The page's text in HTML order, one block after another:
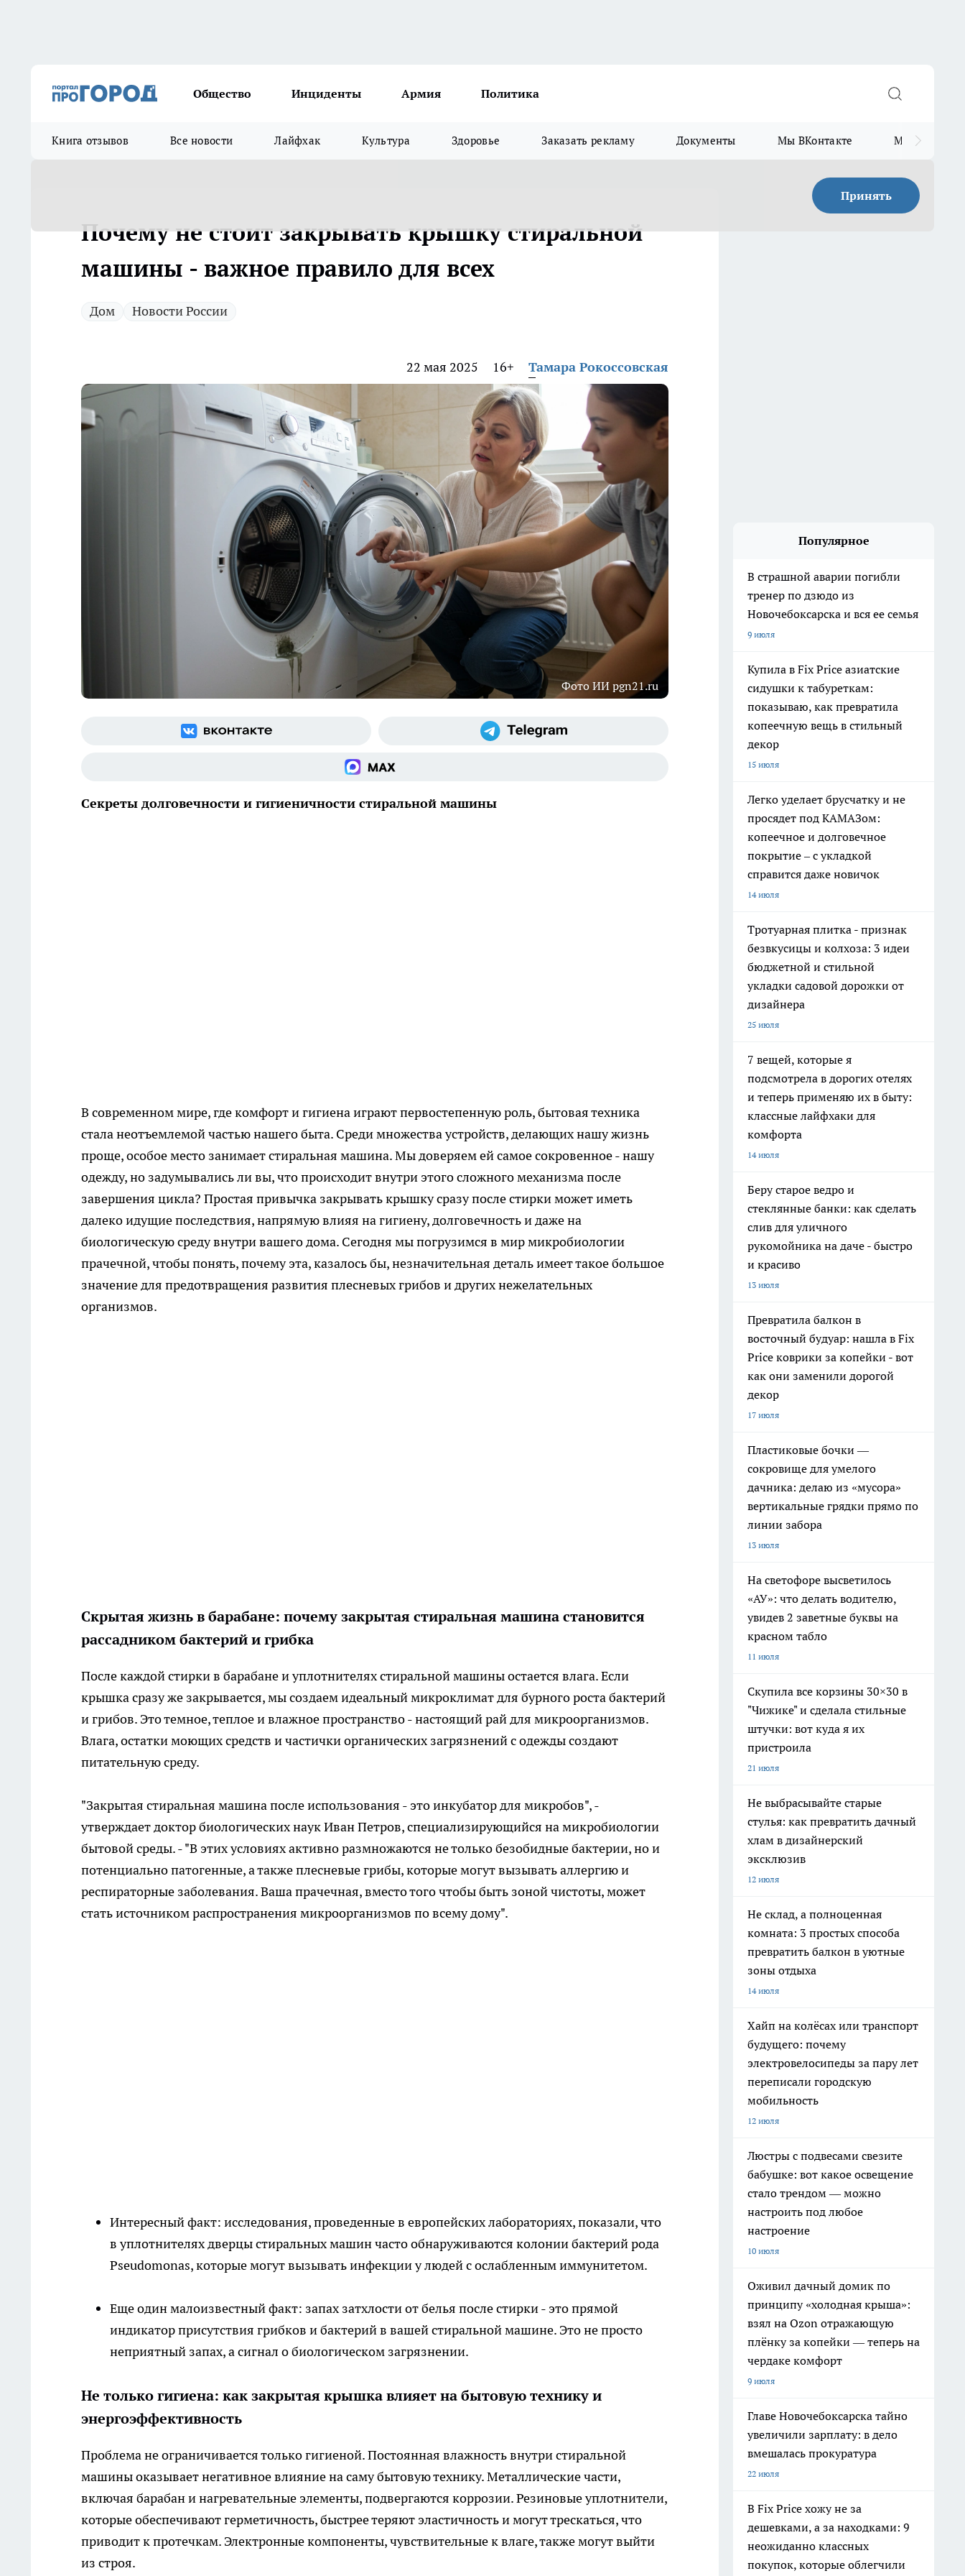
Общество Инциденты Армия Политика
Книга отзывов Все новости Лайфхак Культура Здоровье Заказать рекламу Документы Мы ВКонтакте Мы в
Принять
Почему не стоит закрывать крышку стиральной
машины - важное правило для всех
Дом Новости России
22 мая 2025 16+ Тамара Рокоссовская
Фото ИИ pgn21.ru
Секреты долговечности и гигиеничности стиральной машины
В современном мире, где комфорт и гигиена играют первостепенную роль, бытовая техника
стала неотъемлемой частью нашего быта. Среди множества устройств, делающих нашу жизнь
проще, особое место занимает стиральная машина. Мы доверяем ей самое сокровенное - нашу
одежду, но задумывались ли вы, что происходит внутри этого сложного механизма после
завершения цикла? Простая привычка закрывать крышку сразу после стирки может иметь
далеко идущие последствия, напрямую влияя на гигиену, долговечность и даже на
биологическую среду внутри вашего дома. Сегодня мы погрузимся в мир микробиологии
прачечной, чтобы понять, почему эта, казалось бы, незначительная деталь имеет такое большое
значение для предотвращения развития плесневых грибов и других нежелательных
организмов.
Скрытая жизнь в барабане: почему закрытая стиральная машина становится
рассадником бактерий и грибка
После каждой стирки в барабане и уплотнителях стиральной машины остается влага. Если
крышка сразу же закрывается, мы создаем идеальный микроклимат для бурного роста бактерий
и грибов. Это темное, теплое и влажное пространство - настоящий рай для микроорганизмов.
Влага, остатки моющих средств и частички органических загрязнений с одежды создают
питательную среду.
"Закрытая стиральная машина после использования - это инкубатор для микробов", -
утверждает доктор биологических наук Иван Петров, специализирующийся на микробиологии
бытовой среды. - "В этих условиях активно размножаются не только безобидные бактерии, но и
потенциально патогенные, а также плесневые грибы, которые могут вызывать аллергию и
респираторные заболевания. Ваша прачечная, вместо того чтобы быть зоной чистоты, может
стать источником распространения микроорганизмов по всему дому".
Интересный факт: исследования, проведенные в европейских лабораториях, показали, что
в уплотнителях дверцы стиральных машин часто обнаруживаются колонии бактерий рода
Pseudomonas, которые могут вызывать инфекции у людей с ослабленным иммунитетом.
Еще один малоизвестный факт: запах затхлости от белья после стирки - это прямой
индикатор присутствия грибков и бактерий в вашей стиральной машине. Это не просто
неприятный запах, а сигнал о биологическом загрязнении.
Не только гигиена: как закрытая крышка влияет на бытовую технику и
энергоэффективность
Проблема не ограничивается только гигиеной. Постоянная влажность внутри стиральной
машины оказывает негативное влияние на саму бытовую технику. Металлические части,
включая барабан и нагревательные элементы, подвергаются коррозии. Резиновые уплотнители,
которые обеспечивают герметичность, быстрее теряют эластичность и могут трескаться, что
приводит к протечкам. Электронные компоненты, чувствительные к влаге, также могут выйти
из строя.
Популярное
В страшной аварии погибли
тренер по дзюдо из
Новочебоксарска и вся ее семья
9 июля
Купила в Fix Price азиатские
сидушки к табуреткам:
показываю, как превратила
копеечную вещь в стильный
декор
15 июля
Легко уделает брусчатку и не
просядет под КАМАЗом:
копеечное и долговечное
покрытие – с укладкой
справится даже новичок
14 июля
Тротуарная плитка - признак
безвкусицы и колхоза: 3 идеи
бюджетной и стильной
укладки садовой дорожки от
дизайнера
25 июля
7 вещей, которые я
подсмотрела в дорогих отелях
и теперь применяю их в быту:
классные лайфхаки для
комфорта
14 июля
Беру старое ведро и
стеклянные банки: как сделать
слив для уличного
рукомойника на даче - быстро
и красиво
13 июля
Превратила балкон в
восточный будуар: нашла в Fix
Price коврики за копейки - вот
как они заменили дорогой
декор
17 июля
Пластиковые бочки —
сокровище для умелого
дачника: делаю из «мусора»
вертикальные грядки прямо по
линии забора
13 июля
На светофоре высветилось
«АУ»: что делать водителю,
увидев 2 заветные буквы на
красном табло
11 июля
Скупила все корзины 30×30 в
"Чижике" и сделала стильные
штучки: вот куда я их
пристроила
21 июля
Не выбрасывайте старые
стулья: как превратить дачный
хлам в дизайнерский
эксклюзив
12 июля
Не склад, а полноценная
комната: 3 простых способа
превратить балкон в уютные
зоны отдыха
14 июля
Хайп на колёсах или транспорт
будущего: почему
электровелосипеды за пару лет
переписали городскую
мобильность
12 июля
Люстры с подвесами свезите
бабушке: вот какое освещение
стало трендом — можно
настроить под любое
настроение
10 июля
Оживил дачный домик по
принципу «холодная крыша»:
взял на Ozon отражающую
плёнку за копейки — теперь на
чердаке комфорт
9 июля
Главе Новочебоксарска тайно
увеличили зарплату: в дело
вмешалась прокуратура
22 июля
В Fix Price хожу не за
дешевками, а за находками: 9
неожиданно классных
покупок, которые облегчили